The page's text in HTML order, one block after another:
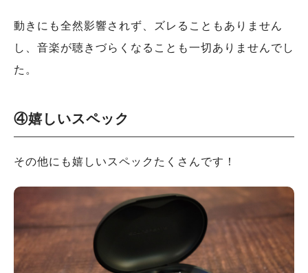
動きにも全然影響されず、ズレることもありません
し、音楽が聴きづらくなることも一切ありませんでし
た。
④嬉しいスペック
その他にも嬉しいスペックたくさんです！